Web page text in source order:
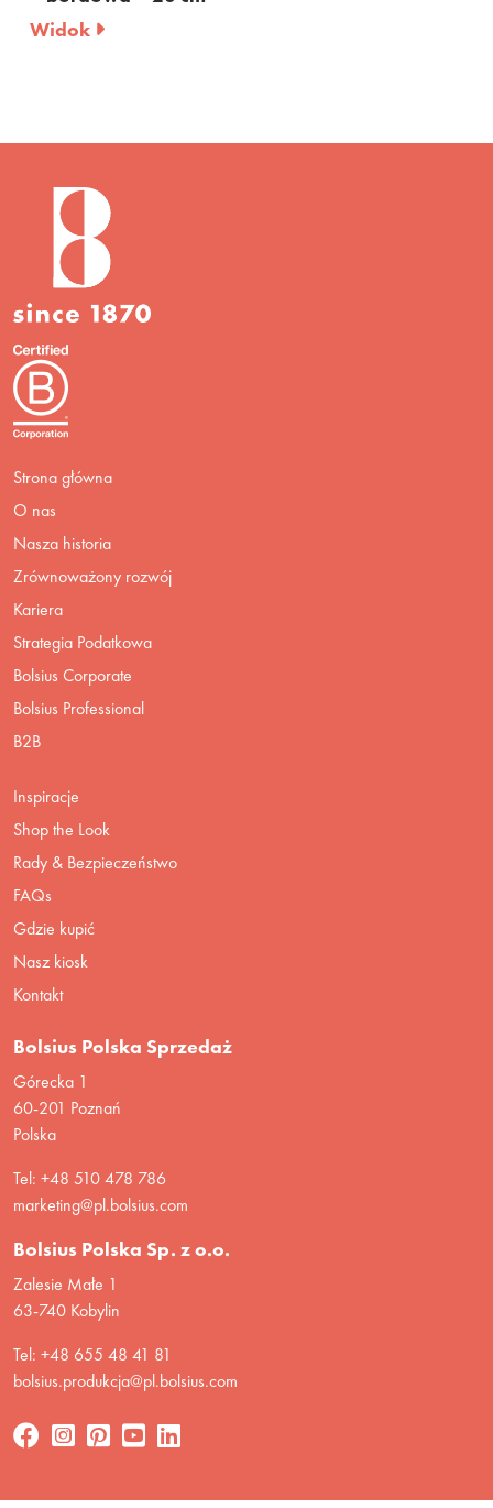
Widok
Strona główna
O nas
Nasza historia
Zrównoważony rozwój
Kariera
Strategia Podatkowa
Bolsius Corporate
Bolsius Professional
B2B
Inspiracje
Shop the Look
Rady & Bezpieczeństwo
FAQs
Gdzie kupić
Nasz kiosk
Kontakt
Bolsius Polska Sprzedaż
Górecka 1
60-201 Poznań
Polska
Tel: +48 510 478 786
marketing@pl.bolsius.com
Bolsius Polska Sp. z o.o.
Zalesie Małe 1
63-740 Kobylin
Tel: +48 655 48 41 81
bolsius.produkcja@pl.bolsius.com